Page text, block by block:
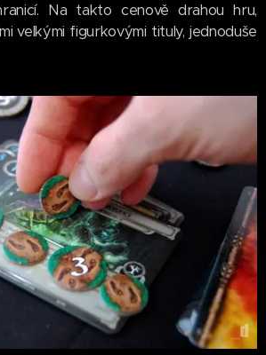
Na takto cenově drahou hru,
velkými figurkovými tituly, jednoduše